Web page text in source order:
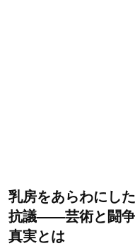
乳房をあらわにし
抗議――芸術と闘争
真実とは